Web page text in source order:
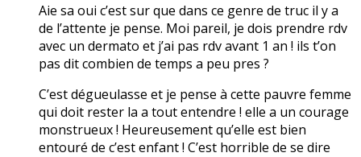
Aie sa oui c’est sur que dans ce genre de truc il y a
de l’attente je pense. Moi pareil, je dois prendre rdv
avec un dermato et j’ai pas rdv avant 1 an ! ils t’on
pas dit combien de temps a peu pres ?
C’est dégueulasse et je pense à cette pauvre femme
qui doit rester la a tout entendre ! elle a un courage
monstrueux ! Heureusement qu’elle est bien
entouré de c’est enfant ! C’est horrible de se dire